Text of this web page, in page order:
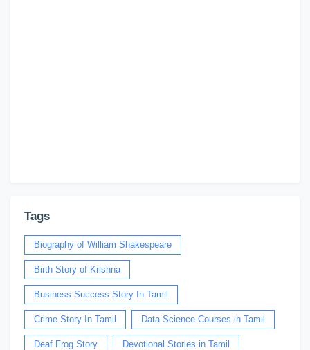
Tags
Biography of William Shakespeare
Birth Story of Krishna
Business Success Story In Tamil
Crime Story In Tamil Data Science Courses in Tamil
Deaf Frog Story Devotional Stories in Tamil